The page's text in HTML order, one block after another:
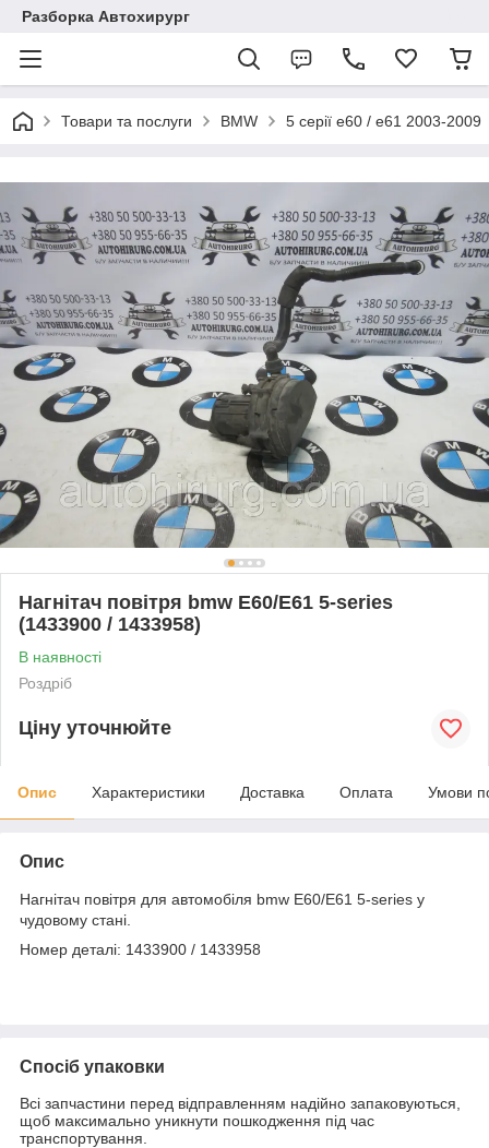
Разборка Автохирург
Товари та послуги BMW 5 серії e60 / e61 2003-2009
Нагнітач повітря bmw E60/E61 5-series
(1433900 / 1433958)
В наявності
Роздріб
Ціну уточнюйте
Опис Характеристики Доставка Оплата Умови
Опис
Нагнітач повітря для автомобіля bmw E60/E61 5-series у
чудовому стані.
Номер деталі: 1433900 / 1433958
Спосіб упаковки
Всі запчастини перед відправленням надійно запаковуються,
щоб максимально уникнути пошкодження під час
транспортування.